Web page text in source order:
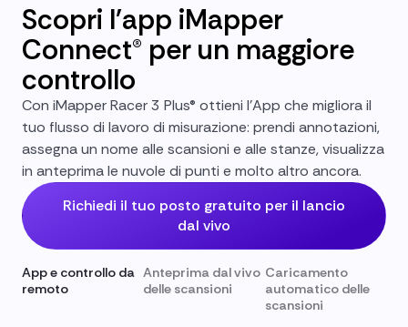
Scopri l'app iMapper
Connect® per un maggiore
controllo
Con iMapper Racer 3 Plus® ottieni l'App che migliora il
tuo flusso di lavoro di misurazione: prendi annotazioni,
assegna un nome alle scansioni e alle stanze, visualizza
in anteprima le nuvole di punti e molto altro ancora.
Richiedi il tuo posto gratuito per il lancio
dal vivo
App e controllo da
remoto
Anteprima dal vivo
delle scansioni
Caricamento
automatico delle
scansioni